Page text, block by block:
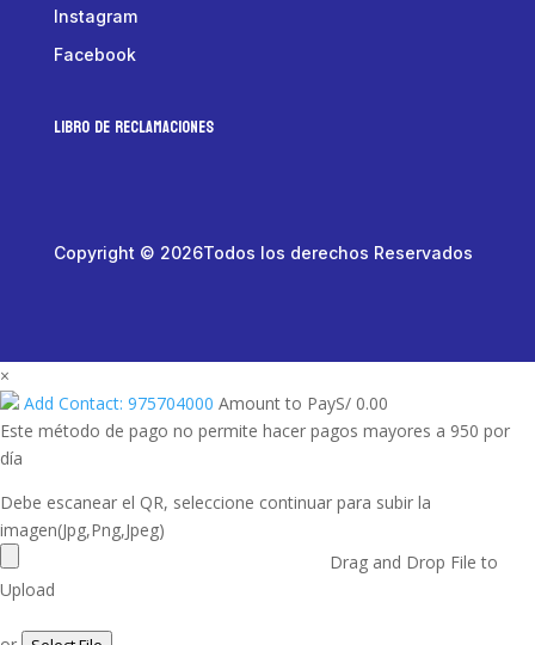
Instagram
Facebook
LIBRO DE RECLAMACIONES
Copyright © 2026Todos los derechos Reservados
×
Add Contact: 975704000 Amount to PayS/ 0.00
Este método de pago no permite hacer pagos mayores a 950 por
día
Debe escanear el QR, seleccione continuar para subir la
imagen(Jpg,Png,Jpeg)
Drag and Drop File to
Upload